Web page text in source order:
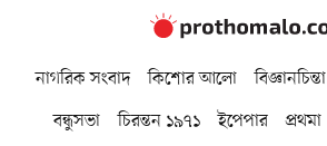
নাগরিক সংবাদ কিশোর আলো বিজ্ঞানচিন্তা
বন্ধুসভা
চিরন্তন ১৯৭১ ইপেপার প্রথমা